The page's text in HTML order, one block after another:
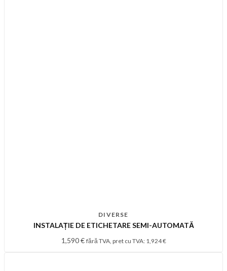
DIVERSE
INSTALAȚIE DE ETICHETARE SEMI-AUTOMATĂ
1,590€ fără TVA, pret cu TVA: 1,924€